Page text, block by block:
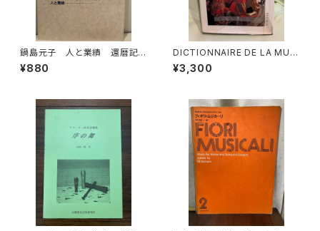
鍋島元子 人と業績 還暦記
念1997【編集：古楽研究会 Ori
go et Practica 年譜作成委員
¥880
DICTIONNAIRE DE LA MUSI
QUE Ⅰ :les mens et leurs
œuvres『音楽辞典：人物とその
970年
¥3,300